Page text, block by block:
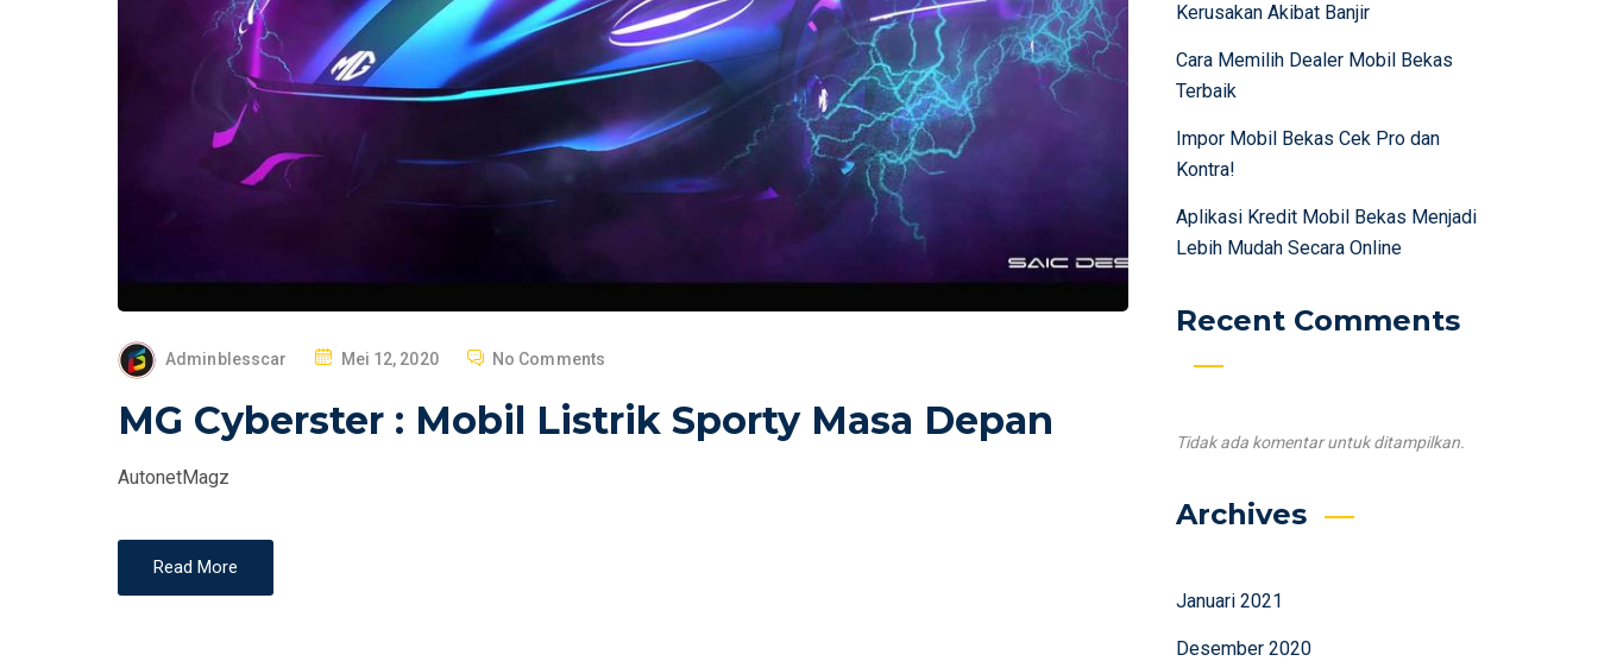
Adminblesscar
P
S
Mei 12, 2020 No Comments
MG Cyberster : Mobil Listrik Sporty Masa Depan
AutonetMagz
Read More
Kerusakan Akibat Banjir
Cara Memilih Dealer Mobil Bekas
Terbaik
Impor Mobil Bekas Cek Pro dan
Kontra!
Aplikasi Kredit Mobil Bekas Menjadi
Lebih Mudah Secara Online
Recent Comments
Tidak ada komentar untuk ditampilkan.
Archives
Januari 2021
Desember 2020